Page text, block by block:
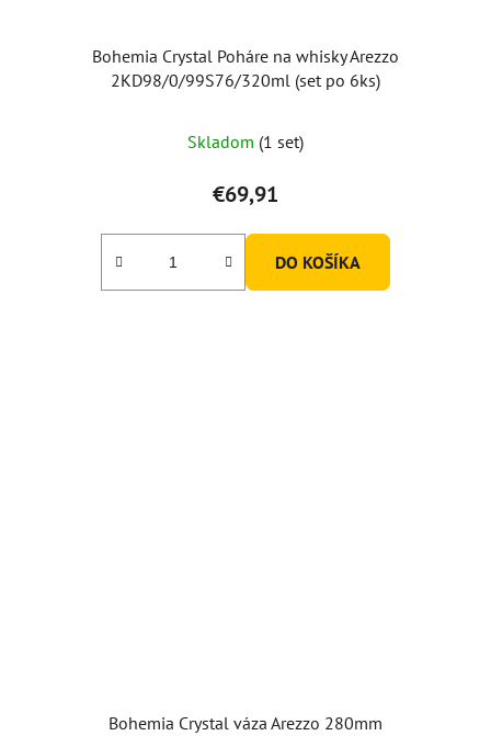
Bohemia Crystal Poháre na whisky Arezzo
2KD98/0/99S76/320ml (set po 6ks)
Skladom (1 set)
€69,91
DO KOŠÍKA
Bohemia Crystal váza Arezzo 280mm